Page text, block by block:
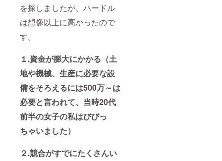
を探しましたが、ハードル
は想像以上に高かったので
す。
１.資金が膨大にかかる（土
地や機械、生産に必要な設
備をそろえるには500万～は
必要と言われて、当時20代
前半の女子の私はびびっ
ちゃいました）
２.競合がすでにたくさんい